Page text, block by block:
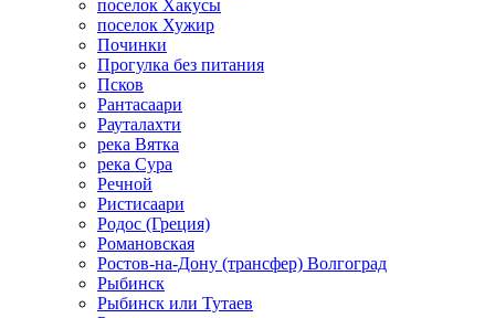
поселок Хакусы
поселок Хужир
Починки
Прогулка без питания
Псков
Рантасаари
Рауталахти
река Вятка
река Сура
Речной
Ристисаари
Родос (Греция)
Романовская
Ростов-на-Дону (трансфер) Волгоград
Рыбинск
Рыбинск или Тутаев